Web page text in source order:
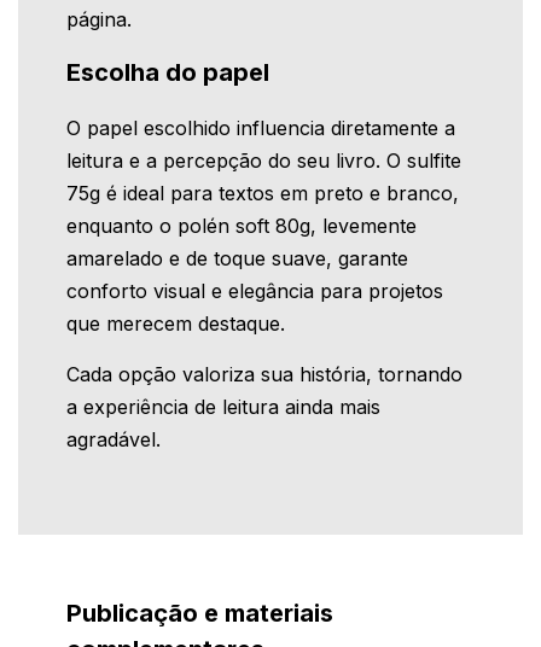
página.
Escolha do papel
O papel escolhido influencia diretamente a
leitura e a percepção do seu livro. O sulfite
75g é ideal para textos em preto e branco,
enquanto o polén soft 80g, levemente
amarelado e de toque suave, garante
conforto visual e elegância para projetos
que merecem destaque.
Cada opção valoriza sua história, tornando
a experiência de leitura ainda mais
agradável.
Publicação e materiais